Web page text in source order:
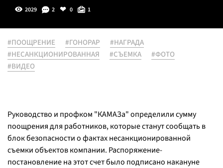
2029 2 0 1
#ПООЩРЕНИЕ #ГОНОРАР
#НАГРАДА
#НЕСАНКЦИОНИРОВАННАЯ
#СЪЕМКА
#ФОТО
#ВИДЕО
Руководство и профком "КАМАЗа" определили сумму
поощрения для работников, которые станут сообщать в
блок безопасности о фактах несанкционированной
съемки объектов компании. Распоряжение-
постановление на этот счет было подписано накануне